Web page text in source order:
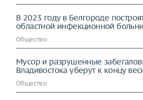
В 2023 году в Белгороде
областной инфекционной
Общество
Мусор и разрушенные
Владивостока уберут к концу
Общество